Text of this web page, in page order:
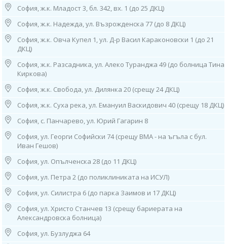
3. София, ж.к. “Гоце Делчев”, ул. “Костенски Водопад”, бл. 242 (срещу
29 ДКЦ)
Работно време: 08.00ч до 16.00ч /от понеделник до петък/
4. София, ж.к. "Гео Милев", ул. „Александър фон Хумболт“ 23
(срещу 22 ДКЦ, х-л Плиска),
тел: 0886 55 38 95
Работно време:
08.00ч до 16.00ч /от понеделник до петък/
тел: 0882 720 552
Работно време: 08.00ч до 16.00ч /от понеделник до петък/
6. София, ж.к. "Лозенец",
жилищна група "Южен Парк",
бл. 44, ет. 1 (в Дерматологична Клиника - "Южен Парк"),
тел: 0882 115 120
Работно време:
09.00ч до 13.00ч /от понеделник до петък/
7. София, ж.к. "Младост" 1,
ул. "Стоян Чомаков“
(срещу входа на спешното на Окръжна болница),
София, ж.к. Младост 3, бл. 342, вх. 1 (до 25 ДКЦ)
София, ж.к. Надежда, ул. Възрожденска 77 (до 8 ДКЦ)
София, ж.к. Овча Купел 1, ул. Д-р Васил Караконовски 1 (до 21
ДКЦ)
София, ж.к. Разсадника, ул. Алеко Туранджа 49 (до болница Тина
Киркова)
София, ж.к. Свобода, ул. Дилянка 20 (срещу 24 ДКЦ)
София, ж.к. Суха река, ул. Емануил Васкидович 40 (срещу 18 ДКЦ)
София, с. Панчарево, ул. Юрий Гагарин 8
София, ул. Георги Софийски 74 (срещу ВМА - на ъгъла с бул.
Иван Гешов)
София, ул. Опълченска 28 (до 11 ДКЦ)
София, ул. Петра 2 (до поликлиниката на ИСУЛ)
София, ул. Силистра 6 (до парка Заимов и 17 ДКЦ)
София, ул. Христо Станчев 13 (срещу бариерата на
Александровска болница)
София, ул. Бузлуджа 64